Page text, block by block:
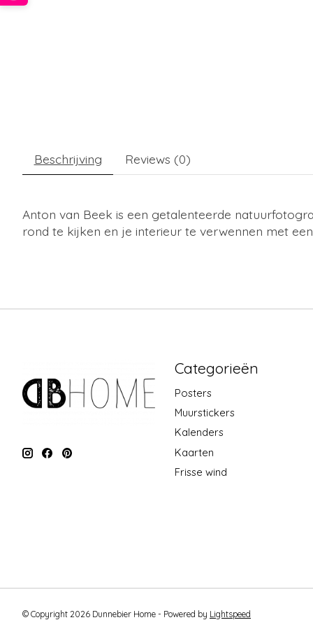
Beschrijving Reviews (0)
Anton van Beek is een getalenteerde
rond te kijken en je interieur te verwennen met
Categorieën
Posters
Muurstickers
Kalenders
Kaarten
Frisse wind
© Copyright 2026 Dunnebier Home - Powered by Lightspeed